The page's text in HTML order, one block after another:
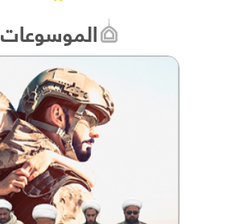
الموسوعات